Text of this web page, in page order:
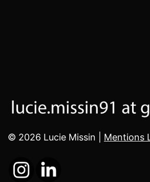
© 2026 Lucie Missin | Mentions